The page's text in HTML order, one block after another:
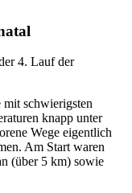
4. Lauf der
mit schwierigsten
knapp unter
Wege eigentlich
Am Start waren
(über 5 km) sowie